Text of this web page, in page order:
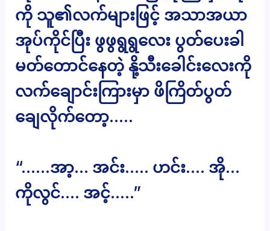
ကို သူ၏လက်များဖြင့် အသာအယာ
အုပ်ကိုင်ပြီး ဖွဖွရွရွလေး ပွတ်ပေးခါ
မတ်တောင်နေတဲ့ နို့သီးခေါင်းလေးကို
လက်ချောင်းကြားမှာ ဖိကြိတ်ပွတ်
ချေလိုက်တော့…..
“……အာ့… အင်း….. ဟင်း…. အို…
ကိုလွင်…. အင့်…..”